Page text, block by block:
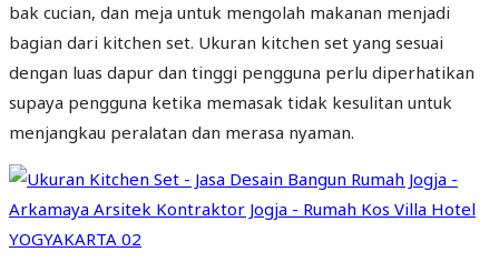
bak cucian, dan meja untuk mengolah makanan menjadi
bagian dari kitchen set. Ukuran kitchen set yang sesuai
dengan luas dapur dan tinggi pengguna perlu diperhatikan
supaya pengguna ketika memasak tidak kesulitan untuk
menjangkau peralatan dan merasa nyaman.